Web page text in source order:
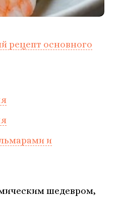
рецепт основного
и
шедевром,